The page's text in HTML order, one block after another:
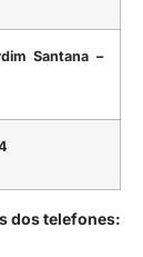
Santana –
dos telefones: